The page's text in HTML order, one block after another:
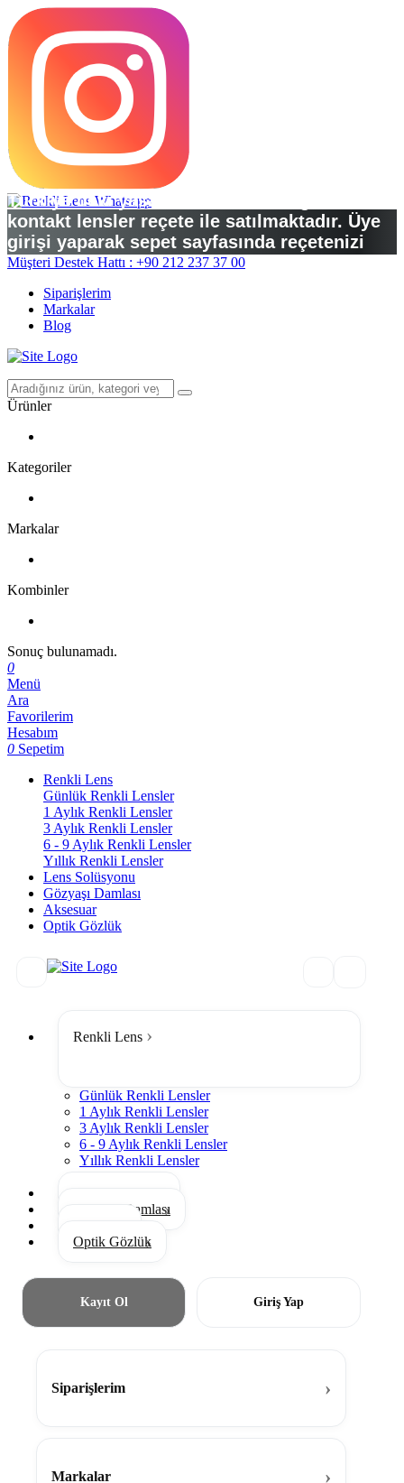
Türkiye’deki yasal düzenlemelere göre
kontakt lensler reçete ile satılmaktadır. Üye
girişi yaparak sepet sayfasında reçetenizi
yükleyebilirsiniz.
Müşteri Destek Hattı : +90 212 237 37 00
Siparişlerim
Markalar
Blog
Ürünler
Kategoriler
Markalar
Kombinler
Sonuç bulunamadı.
0
Menü
Ara
Favorilerim
Hesabım
0 Sepetim
Renkli Lens
Günlük Renkli Lensler
1 Aylık Renkli Lensler
3 Aylık Renkli Lensler
6 - 9 Aylık Renkli Lensler
Yıllık Renkli Lensler
Lens Solüsyonu
Gözyaşı Damlası
Aksesuar
Optik Gözlük
Renkli Lens
Günlük Renkli Lensler
1 Aylık Renkli Lensler
3 Aylık Renkli Lensler
6 - 9 Aylık Renkli Lensler
Yıllık Renkli Lensler
Gözyaşı Damlası
Optik Gözlük
Kayıt Ol Giriş Yap
Siparişlerim
Markalar